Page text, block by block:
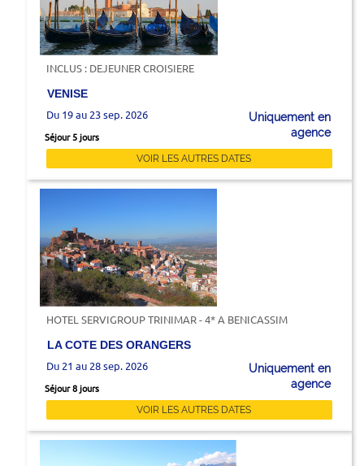
INCLUS : DEJEUNER CROISIERE
VENISE
Du 19 au 23 sep. 2026
Séjour 5 jours
Uniquement en
agence
VOIR LES AUTRES DATES
HOTEL SERVIGROUP TRINIMAR - 4* A BENICASSIM
LA COTE DES ORANGERS
Du 21 au 28 sep. 2026
Séjour 8 jours
Uniquement en
agence
VOIR LES AUTRES DATES